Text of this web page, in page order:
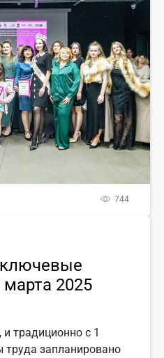
744
ключевые
2025
традиционно с 1
труда запланировано